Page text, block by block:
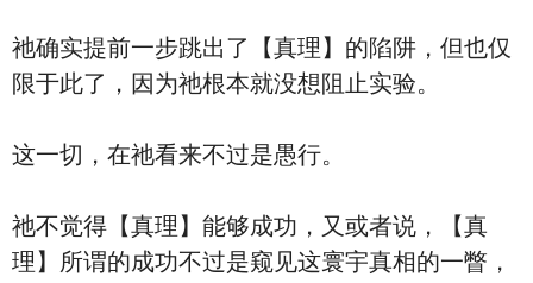
祂确实提前一步跳出了【真理】的陷阱，但也仅
限于此了，因为祂根本就没想阻止实验。
这一切，在祂看来不过是愚行。
祂不觉得【真理】能够成功，又或者说，【真
理】所谓的成功不过是窥见这寰宇真相的一瞥，